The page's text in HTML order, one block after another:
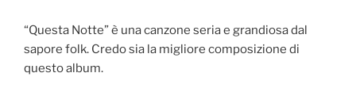
“Questa Notte” è una canzone seria e grandiosa dal
sapore folk. Credo sia la migliore composizione di
questo album.